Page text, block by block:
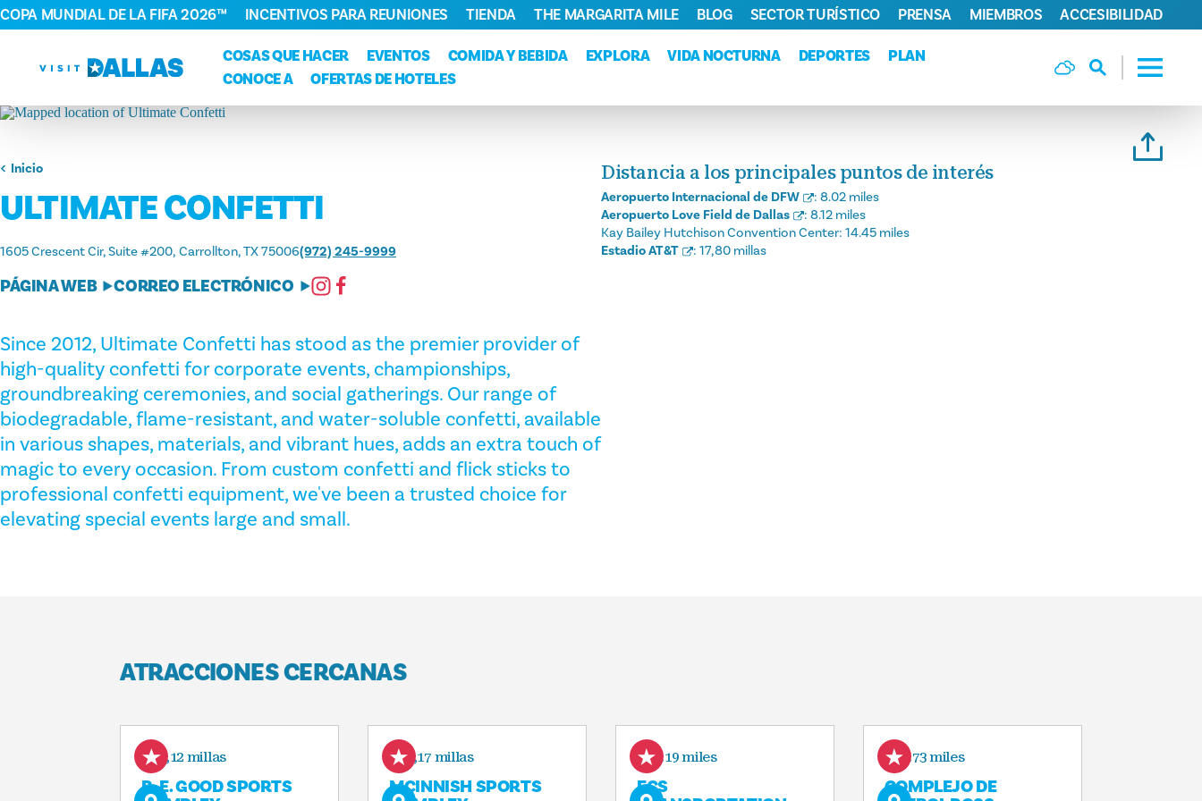
Ir al contenido
COSAS QUE HACER
EVENTOS COMIDA Y BEBIDA EXPLORA VIDA NOCTURNA DEPORTES
PLAN
CONOCE A
OFERTAS DE HOTELES
COPA MUNDIAL DE LA FIFA 2026™ INCENTIVOS PARA REUNIONES TIENDA THE MARGARITA MILE BLOG SECTOR TURÍSTICO PRENSA MIEMBROS ACCESIBILIDAD
Inicio
ULTIMATE CONFETTI
1605 Crescent Cir, Suite #200 Carrollton, TX 75006(972) 245-9999
PÁGINA WEB CORREO ELECTRÓNICO
Since 2012, Ultimate Confetti has stood as the premier provider of
high-quality confetti for corporate events, championships,
groundbreaking ceremonies, and social gatherings. Our range of
biodegradable, flame-resistant, and water-soluble confetti, available
in various shapes, materials, and vibrant hues, adds an extra touch of
magic to every occasion. From custom confetti and flick sticks to
professional confetti equipment, we've been a trusted choice for
elevating special events large and small.
Distancia a los principales puntos de interés
Aeropuerto Internacional de DFW : 8.02 miles
Aeropuerto Love Field de Dallas
: 8.12 miles
Kay Bailey Hutchison Convention Center: 14.45 miles
Estadio AT&T
: 17,80 millas
ATRACCIONES CERCANAS
1,12 millas
R. E. GOOD SPORTS
1,17 millas
MCINNISH SPORTS
2.19 miles
ECS
2.73 miles
COMPLEJO DE